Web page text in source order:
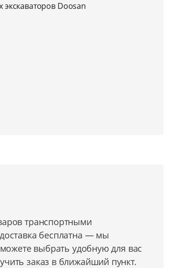
Doosan
транспортными
бесплатна — мы
выбрать удобную для вас
заказ в ближайший пункт.